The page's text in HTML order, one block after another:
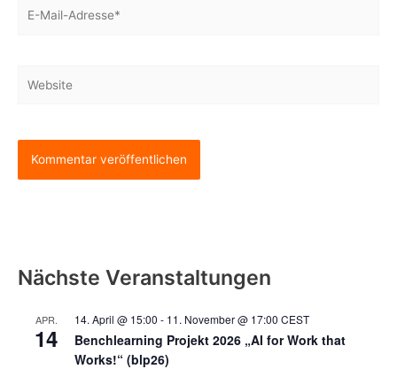
Mail-
Nächste Veranstaltungen
APR.
14
14. April @ 15:00 - 11. November @ 17:00 CEST
Benchlearning Projekt 2026 „AI for Work that
Works!“ (blp26)